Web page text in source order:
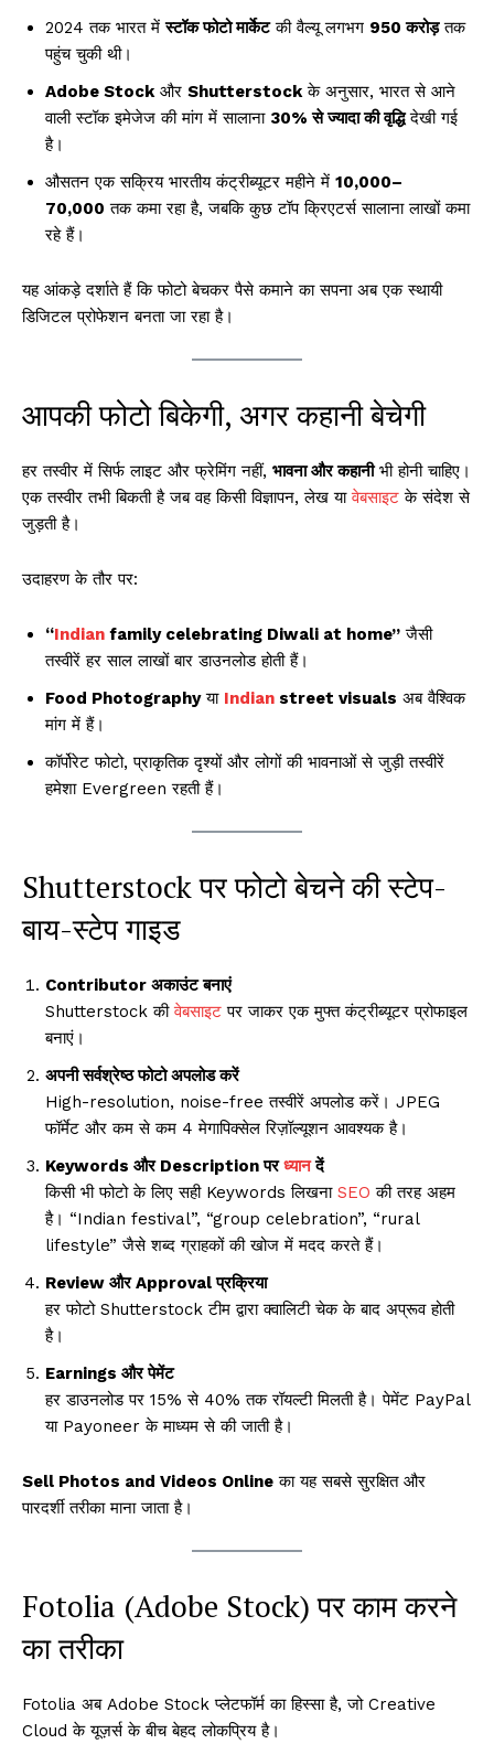
2024 तक भारत मेंस्टॉक फोटो मार्केटकी वैल्यू लगभग ₹950 करोड़तक
पहुंच चुकी थी।
Adobe Stockऔर Shutterstockके अनुसार, भारत से आने
वाली स्टॉक इमेजेज की मांग में सालाना 30% से ज्यादा की वृद्धिदेखी गई
है।
औसतन एक सक्रिय भारतीय कंट्रीब्यूटर महीने में ₹10,000–
₹70,000 तक कमा रहा है, जबकि कुछ टॉप क्रिएटर्स सालाना लाखों कमा
रहे हैं।
यह आंकड़े दर्शाते हैं कि फोटो बेचकर पैसे कमाने का सपना अब एक स्थायी
डिजिटल प्रोफेशन बनता जा रहा है।
आपकी फोटो बिकेगी, अगर कहानी बेचेगी
हर तस्वीर में सिर्फ लाइट और फ्रेमिंग नहीं, भावना और कहानीभी होनी चाहिए।
एक तस्वीर तभी बिकती है जब वह किसी विज्ञापन, लेख यावेबसाइट के संदेश से
जुड़ती है।
उदाहरण के तौर पर:
“Indian family celebrating Diwali at home” जैसी
तस्वीरें हर साल लाखों बार डाउनलोड होती हैं।
Food Photographyया Indian street visuals अब वैश्विक
मांग में हैं।
कॉर्पोरेट फोटो, प्राकृतिक दृश्यों और लोगों की भावनाओं से जुड़ी तस्वीरें
हमेशा Evergreen रहती हैं।
Shutterstock पर फोटो बेचने की स्टेप-
बाय-स्टेप गाइड
Contributor अकाउंट बनाएं
Shutterstock कीवेबसाइट पर जाकर एक मुफ्त कंट्रीब्यूटर प्रोफाइल
बनाएं।
अपनी सर्वश्रेष्ठ फोटो अपलोड करें
High-resolution, noise-free तस्वीरें अपलोड करें। JPEG
फॉर्मेट और कम से कम 4 मेगापिक्सेल रिज़ॉल्यूशन आवश्यक है।
Keywords और Description परध्यानदें
किसी भी फोटो के लिए सही Keywords लिखना SEO की तरह अहम
है। “Indian festival”, “group celebration”, “rural
lifestyle” जैसे शब्द ग्राहकों की खोज में मदद करते हैं।
Review और Approval प्रक्रिया
हर फोटो Shutterstock टीम द्वारा क्वालिटी चेक के बाद अप्रूव होती
है।
Earnings और पेमेंट
हर डाउनलोड पर 15% से 40% तक रॉयल्टी मिलती है। पेमेंट PayPal
या Payoneer के माध्यम से की जाती है।
Sell Photos and Videos Online का यह सबसे सुरक्षित और
पारदर्शी तरीका माना जाता है।
Fotolia (Adobe Stock) पर काम करने
का तरीका
Fotolia अब Adobe Stock प्लेटफॉर्म का हिस्सा है, जो Creative
Cloud के यूज़र्स के बीच बेहद लोकप्रिय है।